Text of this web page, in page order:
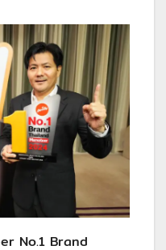
No.1 Brand